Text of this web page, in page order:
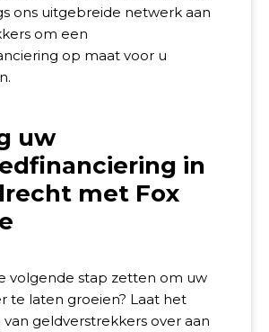
ons uitgebreide netwerk aan
om een
op maat voor u
uw
in
met Fox
volgende stap zetten om uw
te laten groeien? Laat het
geldverstrekkers over aan